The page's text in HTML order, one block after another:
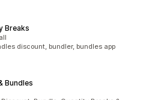
Breaks
discount, bundler, bundles app
Bundles